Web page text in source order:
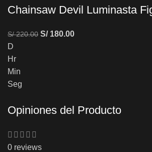
Chainsaw Devil Luminasta
S/220.00 S/180.00
D
Hr
Min
Seg
Opiniones del Producto
0 reviews